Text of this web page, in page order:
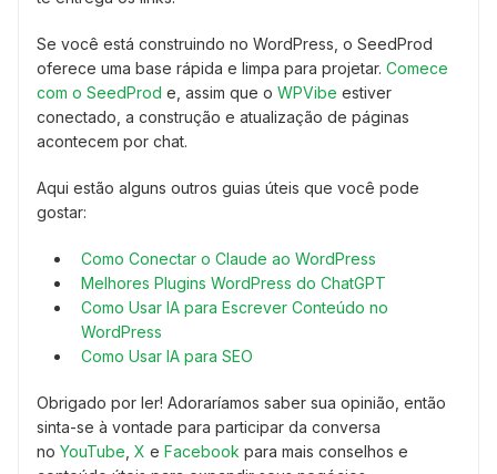
Se você está construindo no WordPress, o SeedProd
oferece uma base rápida e limpa para projetar. Comece
com o SeedProd e, assim que o WPVibe estiver
conectado, a construção e atualização de páginas
acontecem por chat.
Aqui estão alguns outros guias úteis que você pode
gostar:
Como Conectar o Claude ao WordPress
Melhores Plugins WordPress do ChatGPT
Como Usar IA para Escrever Conteúdo no
WordPress
Como Usar IA para SEO
Obrigado por ler! Adoraríamos saber sua opinião, então
sinta-se à vontade para participar da conversa
no YouTube X e Facebook para mais conselhos e